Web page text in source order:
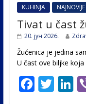
KUHINJA
Tivat u čast
20. јун 2026.
Žućenica je jedina
U čast ovе biljke
F T Li